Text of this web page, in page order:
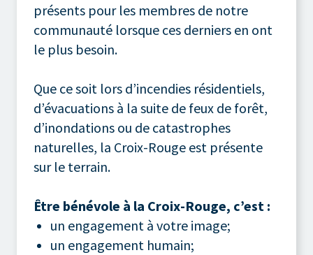
présents pour les membres de notre
communauté lorsque ces derniers en ont
le plus besoin.
Que ce soit lors d’incendies résidentiels,
d’évacuations à la suite de feux de forêt,
d’inondations ou de catastrophes
naturelles, la Croix-Rouge est présente
sur le terrain.
Être bénévole à la Croix-Rouge, c’est :
un engagement à votre image;
un engagement humain;